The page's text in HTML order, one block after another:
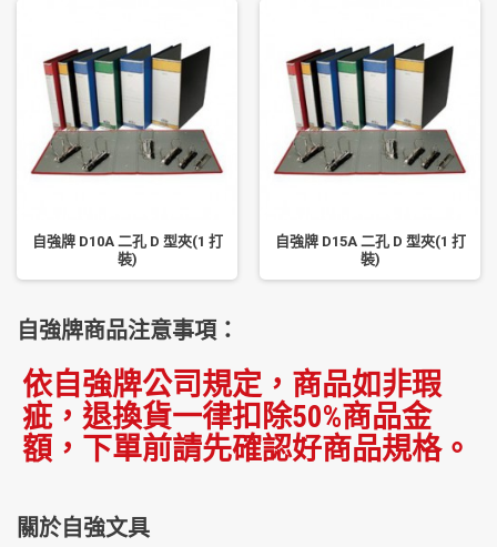
自強牌 D10A 二孔 D 型夾(1 打
裝)
自強牌 D15A 二孔 D 型夾(1 打
裝)
自強牌商品注意事項：
依自強牌公司規定，商品如非瑕
疵，退換貨一律扣除50%商品金
額，下單前請先確認好商品規格。
關於自強文具